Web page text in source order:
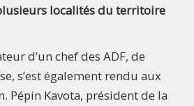
localités du territoire
d’un chef des ADF, de
s’est également rendu aux
Pépin Kavota, président de la